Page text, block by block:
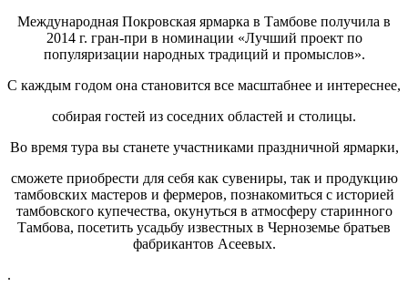
Международная Покровская ярмарка в Тамбове получила в
2014 г. гран-при в номинации «Лучший проект по
популяризации народных традиций и промыслов».
С каждым годом она становится все масштабнее и интереснее,
собирая гостей из соседних областей и столицы.
Во время тура вы станете участниками праздничной ярмарки,
сможете приобрести для себя как сувениры, так и продукцию
тамбовских мастеров и фермеров, познакомиться с историей
тамбовского купечества, окунуться в атмосферу старинного
Тамбова, посетить усадьбу известных в Черноземье братьев
фабрикантов Асеевых.
.